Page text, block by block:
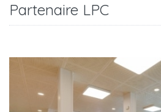
Partenaire LPC